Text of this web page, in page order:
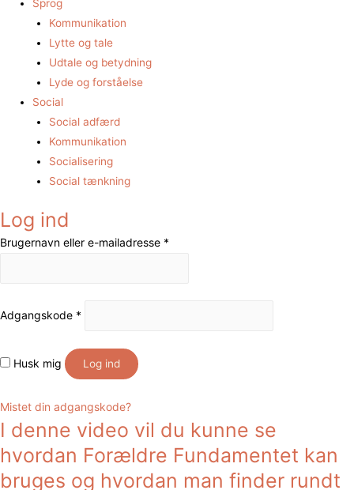
Sprog
Kommunikation
Lytte og tale
Udtale og betydning
Lyde og forståelse
Social
Social adfærd
Kommunikation
Socialisering
Social tænkning
Log ind
Brugernavn eller e-mailadresse *
Adgangskode *
Husk mig Log ind
Mistet din adgangskode?
I denne video vil du kunne se
hvordan Forældre Fundamentet kan
bruges og hvordan man finder rundt